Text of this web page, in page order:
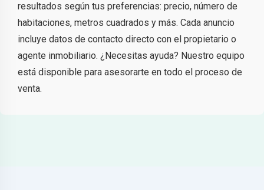
resultados según tus preferencias: precio, número de
habitaciones, metros cuadrados y más. Cada anuncio
incluye datos de contacto directo con el propietario o
agente inmobiliario. ¿Necesitas ayuda? Nuestro equipo
está disponible para asesorarte en todo el proceso de
venta.